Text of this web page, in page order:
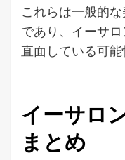
これらは一般的
であり、イーサ
直面している可能
イーサロ
まとめ